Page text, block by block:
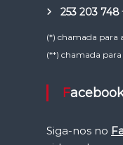
253 203 748
(*) chamada para
(**) chamada
Siga-nos no